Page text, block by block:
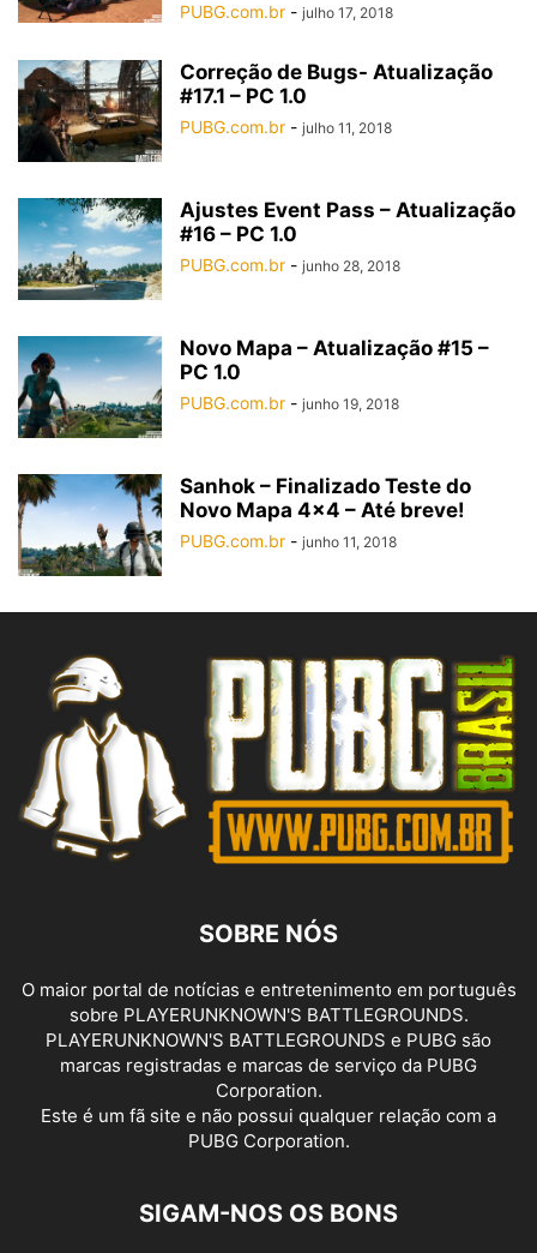
PUBG.com.br - julho 17, 2018
Correção de Bugs- Atualização
#17.1 – PC 1.0
PUBG.com.br - julho 11, 2018
Ajustes Event Pass – Atualização
#16 – PC 1.0
PUBG.com.br - junho 28, 2018
Novo Mapa – Atualização #15 –
PC 1.0
PUBG.com.br - junho 19, 2018
Sanhok – Finalizado Teste do
Novo Mapa 4×4 – Até breve!
PUBG.com.br - junho 11, 2018
SOBRE NÓS
O maior portal de notícias e entretenimento em português
sobre PLAYERUNKNOWN'S BATTLEGROUNDS.
PLAYERUNKNOWN'S BATTLEGROUNDS e PUBG são
marcas registradas e marcas de serviço da PUBG
Corporation.
Este é um fã site e não possui qualquer relação com a
PUBG Corporation.
SIGAM-NOS OS BONS